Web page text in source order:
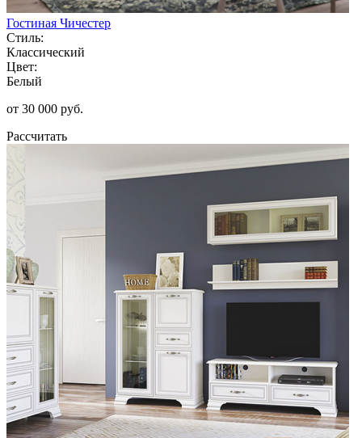
Гостиная Чичестер
Стиль:
Классический
Цвет:
Белый
от 30 000 руб.
Рассчитать